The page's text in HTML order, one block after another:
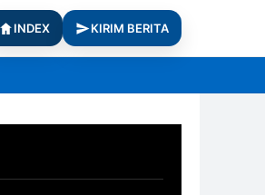
INDEX KIRIM BERITA